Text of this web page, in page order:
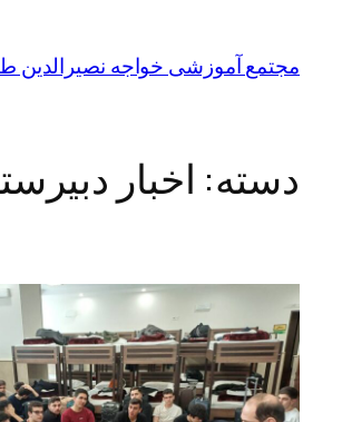
مجتمع آموزشی خواجه
دسته: اخبار